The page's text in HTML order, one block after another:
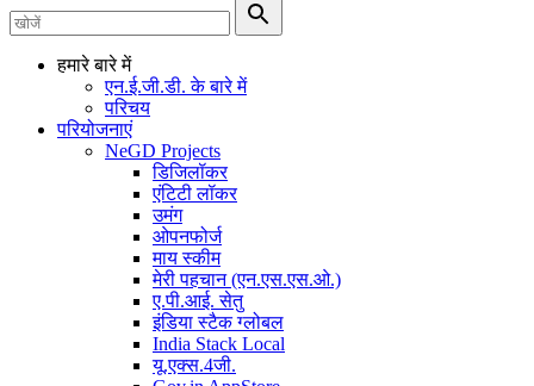
हमारे बारे में
एन.ई.जी.डी. के बारे में
परिचय
परियोजनाएं
NeGD Projects
डिजिलॉकर
एंटिटी लॉकर
उमंग
ओपनफोर्ज
माय स्कीम
मेरी पहचान (एन.एस.एस.ओ.)
ए.पी.आई. सेतु
इंडिया स्टैक ग्लोबल
India Stack Local
यू.एक्स.4जी.